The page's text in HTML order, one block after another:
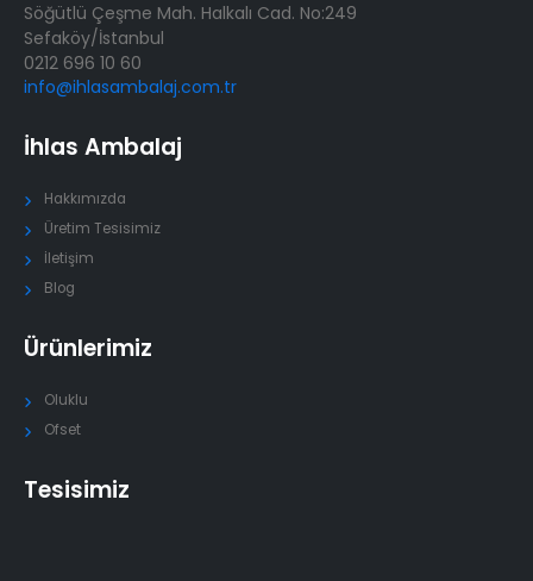
Söğütlü Çeşme Mah. Halkalı Cad. No:249
Sefaköy/İstanbul
0212 696 10 60
info@ihlasambalaj.com.tr
İhlas Ambalaj
Hakkımızda
Üretim Tesisimiz
İletişim
Blog
Ürünlerimiz
Oluklu
Ofset
Tesisimiz